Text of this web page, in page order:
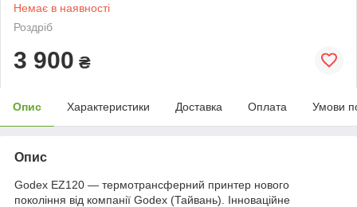
Немає в наявності
Роздріб
3 900 ₴
Опис Характеристики Доставка Оплата Умови
Опис
Godex EZ120 — термотрансферний принтер нового
покоління від компанії Godex (Тайвань). Інноваційне